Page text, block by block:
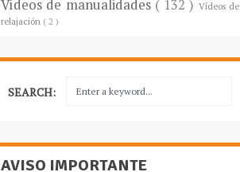
Vídeos de manualidades ( 132 ) Vídeos de
relajación ( 2 )
SEARCH:
AVISO IMPORTANTE